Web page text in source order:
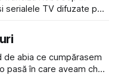
serialele TV difuzate pe
dedicat meseriei
un cyborg de neoprit?
de abia ce cumpărasem
pasă în care aveam chef